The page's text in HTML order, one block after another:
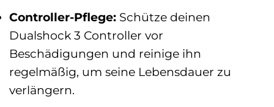
Controller-Pflege: Schütze deinen
Dualshock 3 Controller vor
Beschädigungen und reinige ihn
regelmäßig, um seine Lebensdauer zu
verlängern.